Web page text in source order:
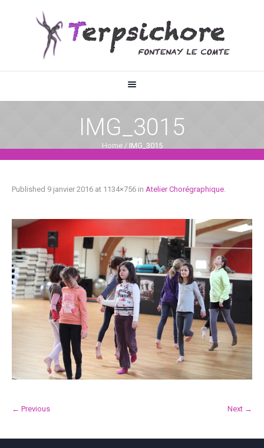
IMG_3015
Home / IMG_3015
Published 9 janvier 2016 at 1134×756 in Atelier Chorégraphique.
← Previous Next →